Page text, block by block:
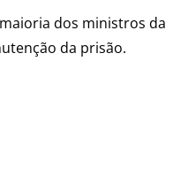
dos ministros da
da prisão.